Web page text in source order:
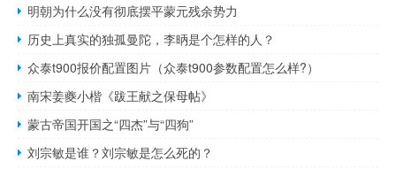
明朝为什么没有彻底摆平蒙元残余势力
历史上真实的独孤曼陀，李昞是个怎样的人？
众泰t900报价配置图片（众泰t900参数配置怎么样?）
南宋姜夔小楷《跋王献之保母帖》
蒙古帝国开国之“四杰”与“四狗”
刘宗敏是谁？刘宗敏是怎么死的？